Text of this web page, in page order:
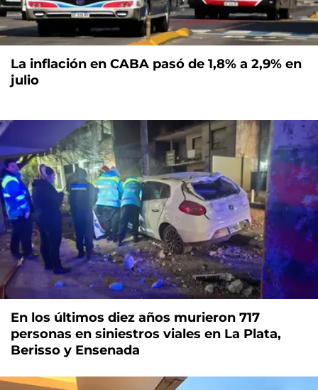
La inflación en CABA pasó de 1,8% a 2,9% en
julio
En los últimos diez años murieron 717
personas en siniestros viales en La Plata,
Berisso y Ensenada